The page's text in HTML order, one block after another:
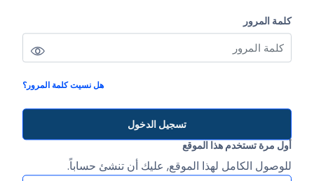
كلمة المرور
كلمة المرور
هل نسيت كلمة المرور؟
تسجيل الدخول
أول مرة تستخدم هذا الموقع
للوصول الكامل لهذا الموقع, عليك أن تنشئ حساباً.